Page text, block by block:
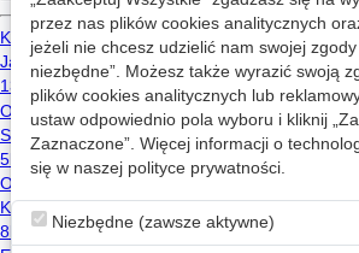
Wiadomość
3,491 wizyt
Wpisy Jasnowidz na mikroblogu
przez nas plików cookies analitycznych
jeżeli nie chcesz udzielić nam swojej zgody
niezbędne”. Możesz także wyrazić swoją
plików cookies analitycznych lub
ustaw odpowiednio pola wyboru i kliknij
Zaznaczone”. Więcej informacji o
się w naszej polityce prywatności.
Niezbędne (zawsze aktywne)